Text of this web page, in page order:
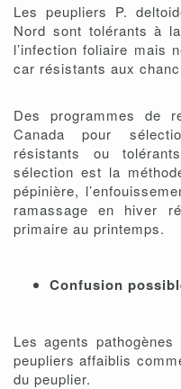
Les peupliers P.
Nord sont tolérants à
l’infection foliaire mais
car résistants aux
Des programmes de
Canada pour
résistants ou
sélection est la
pépinière,
ramassage en hiver
primaire au printemps.
Confusion
Les agents
peupliers affaiblis
du peuplier.